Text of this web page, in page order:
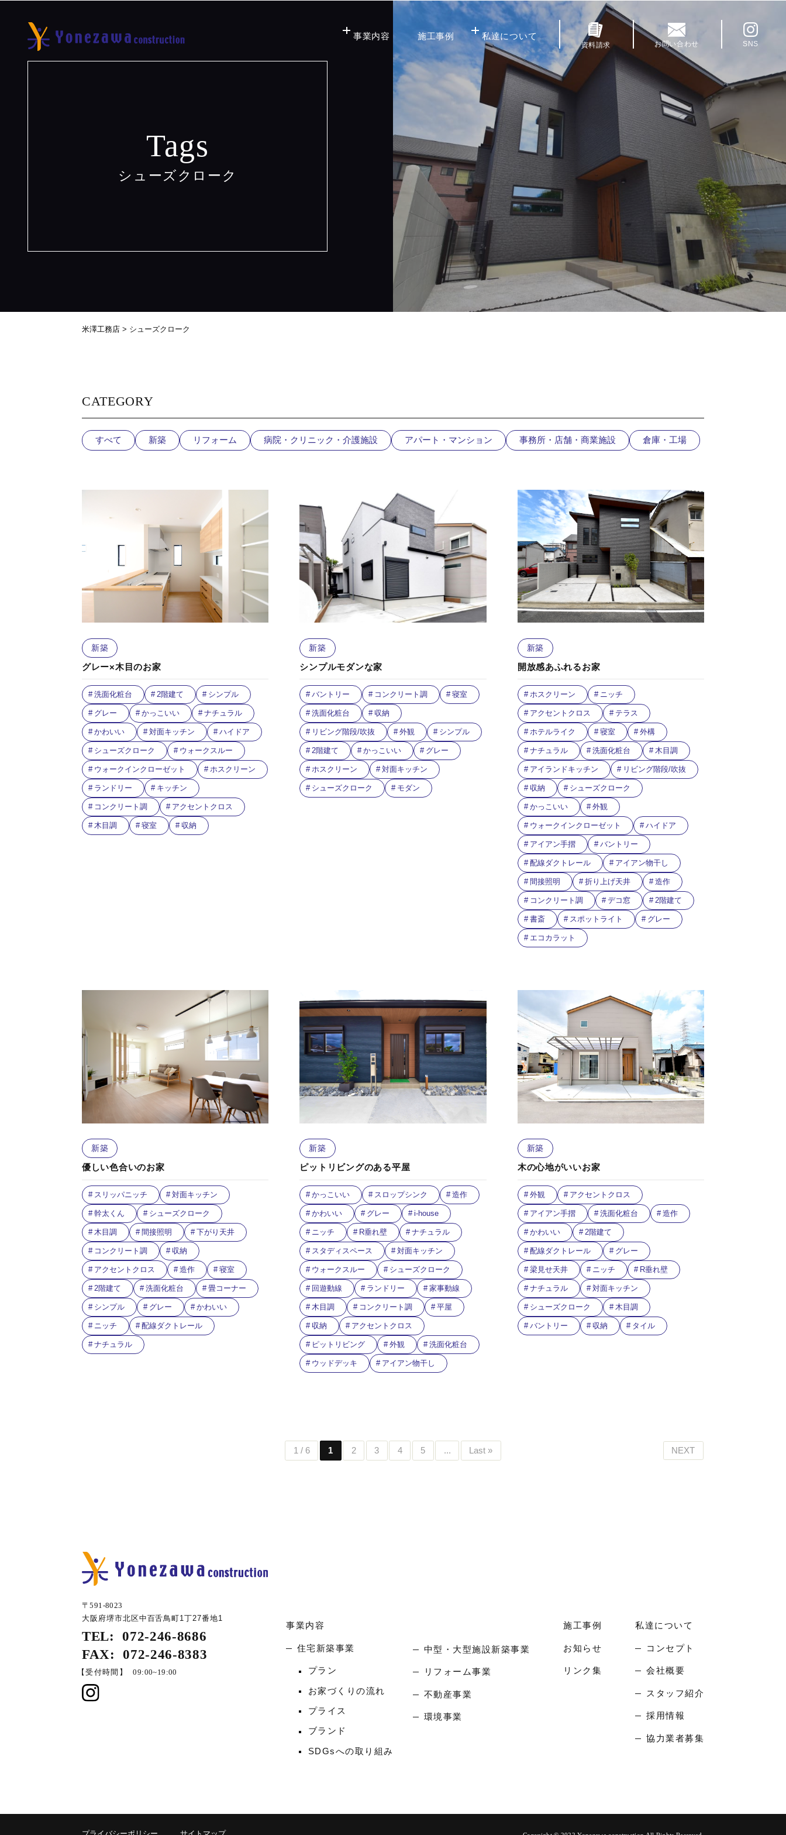
事業内容 施工事例 私達について
資料請求 お問い合わせ SNS
Tags
シューズクローク
米澤工務店> シューズクローク
CATEGORY
すべて 新築 リフォーム 病院・クリニック・介護施設 アパート・マンション 事務所・店舗・商業施設 倉庫・工場
新築
グレー×木目のお家
洗面化粧台 2階建て シンプル
グレー かっこいい ナチュラル
かわいい 対面キッチン ハイドア
シューズクローク ウォークスルー
ウォークインクローゼット ホスクリーン
ランドリー キッチン
コンクリート調 アクセントクロス
木目調 寝室 収納
新築
シンプルモダンな家
バントリー コンクリート調 寝室
洗面化粧台 収納
リビング階段/吹抜 外観 シンプル
2階建て かっこいい グレー
ホスクリーン 対面キッチン
シューズクローク モダン
新築
開放感あふれるお家
ホスクリーン ニッチ
アクセントクロス テラス
ホテルライク 寝室 外構
ナチュラル 洗面化粧台 木目調
アイランドキッチン リビング階段/吹抜
収納 シューズクローク
かっこいい 外観
ウォークインクローゼット ハイドア
アイアン手摺 バントリー
配線ダクトレール アイアン物干し
間接照明 折り上げ天井 造作
コンクリート調 デコ窓 2階建て
書斎 スポットライト グレー
エコカラット
新築
優しい色合いのお家
スリッパニッチ 対面キッチン
幹太くん シューズクローク
木目調 間接照明 下がり天井
コンクリート調 収納
アクセントクロス 造作 寝室
2階建て 洗面化粧台 畳コーナー
シンプル グレー かわいい
ニッチ 配線ダクトレール
ナチュラル
新築
ピットリビングのある平屋
かっこいい スロップシンク 造作
かわいい グレー i-house
ニッチ R垂れ壁 ナチュラル
スタディスペース 対面キッチン
ウォークスルー シューズクローク
回遊動線 ランドリー 家事動線
木目調 コンクリート調 平屋
収納 アクセントクロス
ピットリビング 外観 洗面化粧台
ウッドデッキ アイアン物干し
新築
木の心地がいいお家
外観 アクセントクロス
アイアン手摺 洗面化粧台 造作
かわいい 2階建て
配線ダクトレール グレー
梁見せ天井 ニッチ R垂れ壁
ナチュラル 対面キッチン
シューズクローク 木目調
バントリー 収納 タイル
1 / 6 1 2 3 4 5 ... NEXT
Last »
〒591-8023
大阪府堺市北区中百舌鳥町1丁27番地1
TEL:
072-246-8686
FAX:
072-246-8383
【受付時間】 09:00~19:00
事業内容
住宅新築事業
プラン
お家づくりの流れ
プライス
ブランド
SDGsへの取り組み
中型・大型施設新築事業
リフォーム事業
不動産事業
環境事業
施工事例
お知らせ
リンク集
私達について
コンセプト
会社概要
スタッフ紹介
採用情報
協力業者募集